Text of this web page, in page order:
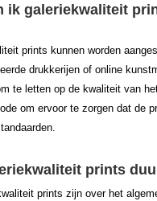
ik galeriekwaliteit
prints kunnen worden
drukkerijen of online
te letten op de kwaliteit van
om ervoor te zorgen dat de
prints
prints zijn over het